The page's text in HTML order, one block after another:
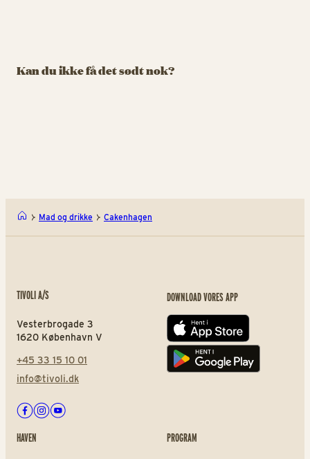
Kan du ikke få det sødt nok?
Churros
Mad og drikke Cakenhagen
TIVOLI A/S
Vesterbrogade 3
1620 København V
+45 33 15 10 01
info@tivoli.dk
Facebook
Instagram
Youtube
DOWNLOAD VORES APP
App store
Play store
HAVEN PROGRAM